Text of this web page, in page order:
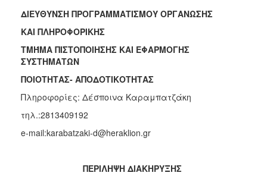
2017
2016
2015
ΤΟΠΟΣ
ΔΙΕΥΘΥΝΣΗ ΠΡΟΓΡΑΜΜΑΤΙΣΜΟΥ ΟΡΓΑΝΩΣΗΣ
ΚΑΙ ΠΛΗΡΟΦΟΡΙΚΗΣ
ΤΜΉΜΑ ΠΙΣΤΟΠΟΙΗΣΗΣ ΚΑΙ ΕΦΑΡΜΟΓΗΣ
ΣΥΣΤΗΜΑΤΩΝ
ΠΟΙΟΤΗΤΑΣ- ΑΠΟΔΟΤΙΚΟΤΗΤΑΣ
Πληροφορίες: Δέσποινα Καραμπατζάκη
τηλ.:2813409192
e-mail:karabatzaki-d@heraklion.gr
ΠΕΡΙΛΗΨΗ ΔΙΑΚΗΡΥΞΗΣ